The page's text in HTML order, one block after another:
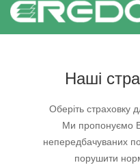
Наші
Оберіть страховку
Ми пропонуємо
непередбачуваних
порушити